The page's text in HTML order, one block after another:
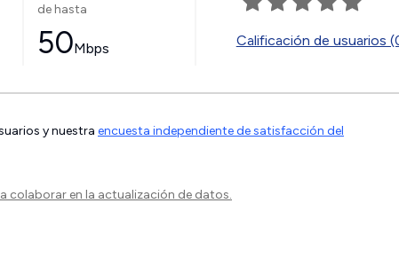
de hasta
50Mbps Calificación de usuarios
y nuestra encuesta independiente de satisfacción del
colaborar en la actualización de datos.